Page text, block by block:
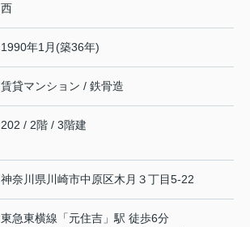
西
1990年1月(築36年)
賃貸マンション / 鉄骨造
202 / 2階 / 3階建
神奈川県 川崎市中原区木月 ３丁目5-22
東急東横線 「元住吉 」駅 徒歩6分